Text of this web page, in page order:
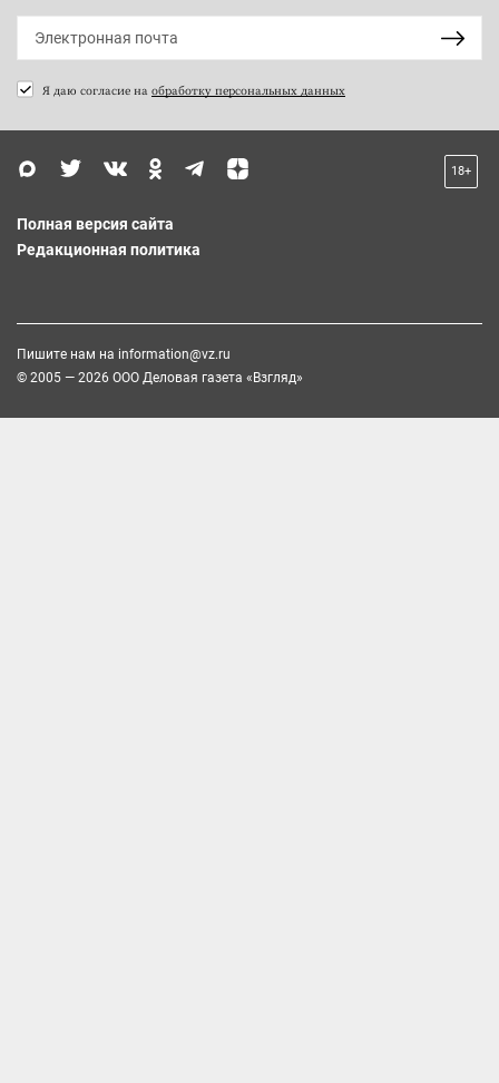
Я даю согласие на обработку персональных данных
18+
Полная версия сайта
Редакционная политика
Пишите нам на information@vz.ru
© 2005 — 2026 ООО Деловая газета «Взгляд»